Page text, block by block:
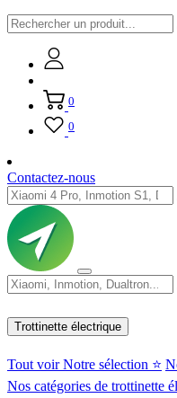
0
0
Contactez-nous
Trottinette électrique
Tout voirNotre sélection ⭐
Nos catégories de trottinette